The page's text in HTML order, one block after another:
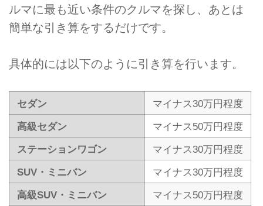
ルマに最も近い条件のクルマを探し、あとは
簡単な引き算をするだけです。
具体的には以下のように引き算を行います。
セダン
マイナス30万円程度
高級セダン
マイナス50万円程度
ステーションワゴン
マイナス30万円程度
SUV・ミニバン
マイナス30万円程度
高級SUV・ミニバン
マイナス50万円程度